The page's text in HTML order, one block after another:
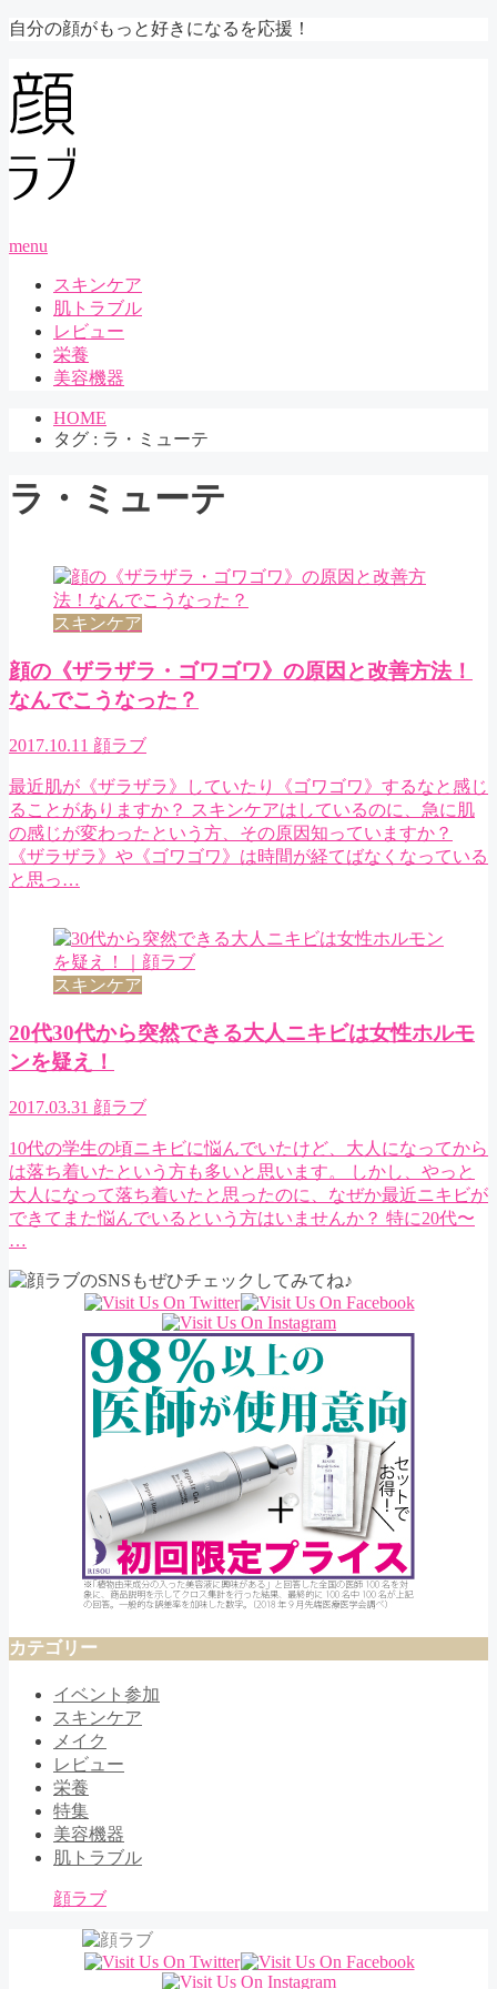
自分の顔がもっと好きになるを応援！
menu
スキンケア
肌トラブル
レビュー
栄養
美容機器
HOME
タグ : ラ・ミューテ
ラ・ミューテ
スキンケア
顔の《ザラザラ・ゴワゴワ》の原因と改善方法！
なんでこうなった？
2017.10.11 顔ラブ
最近肌が《ザラザラ》していたり《ゴワゴワ》するなと感じ
ることがありますか？ スキンケアはしているのに、急に肌
の感じが変わったという方、その原因知っていますか？
《ザラザラ》や《ゴワゴワ》は時間が経てばなくなっている
と思っ…
スキンケア
20代30代から突然できる大人ニキビは女性ホルモ
ンを疑え！
2017.03.31 顔ラブ
10代の学生の頃ニキビに悩んでいたけど、大人になってから
は落ち着いたという方も多いと思います。 しかし、やっと
大人になって落ち着いたと思ったのに、なぜか最近ニキビが
できてまた悩んでいるという方はいませんか？ 特に20代〜
…
カテゴリー
イベント参加
スキンケア
メイク
レビュー
栄養
特集
美容機器
肌トラブル
顔ラブ